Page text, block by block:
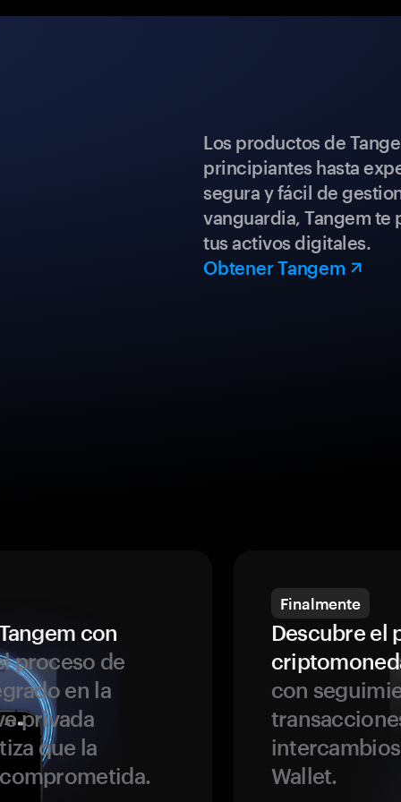
Los productos de
principiantes hasta
segura y fácil de
vanguardia, Tangem
tus activos digitales.
Obtener Tangem
con
proceso de
en la
privada
que la
Finalmente
Descubre el
con
Wallet.